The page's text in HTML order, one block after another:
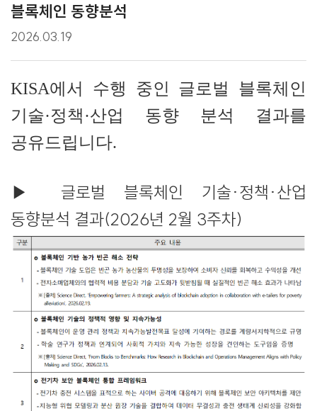
블록체인 동향분석
2026.03.19
KISA​에서 수행 중인 글로벌 블록체인
기술·정책·산업 동향 분석 결과를
공유드립니다.​​
▶ 글로벌 블록체인 기술·정책·산업
동향분석 결과(2026년 2월 3주차)